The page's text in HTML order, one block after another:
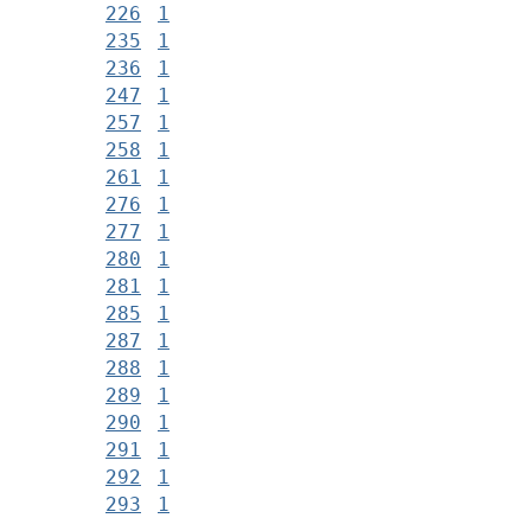
226
1
235
1
236
1
247
1
257
1
258
1
261
1
276
1
277
1
280
1
281
1
285
1
287
1
288
1
289
1
290
1
291
1
292
1
293
1